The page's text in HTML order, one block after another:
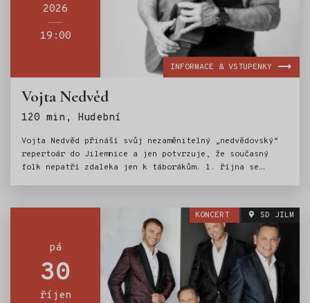
2026
19:00
Vojta Nedvěd
120 min, Hudební
Vojta Nedvěd přináší svůj nezaměnitelný „nedvědovský“
repertoár do Jilemnice a jen potvrzuje, že současný
folk nepatří zdaleka jen k táborákům. 1. října se
nebe. Koncert vkusně doplní nezapomenutelnými písněmi
svého otce Františka Nedvěda, strýce Honzy Nedvěda a
jejich kamaráda Wabiho Daňka.
INFORMACE & VSTUPENKY
pá
30
říjen
KONCERT SD JILM